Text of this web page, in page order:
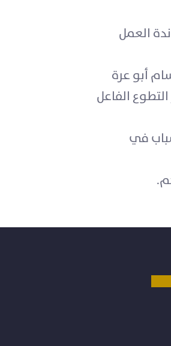
العمل
أبو عرة
الفاعل
في